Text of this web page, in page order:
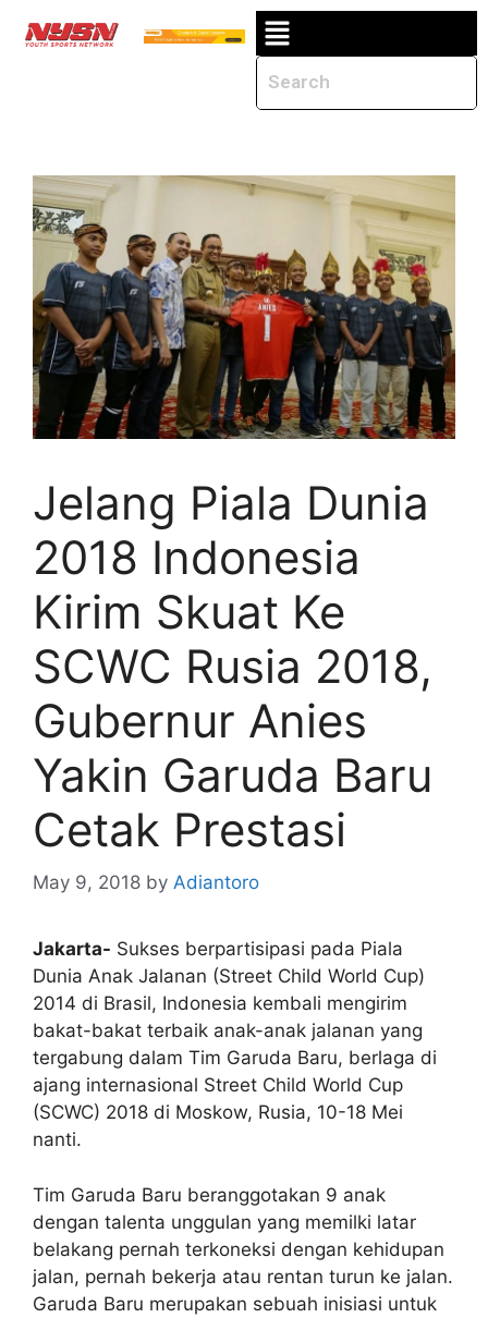
Jelang Piala Dunia
2018 Indonesia
Kirim Skuat Ke
SCWC Rusia 2018,
Gubernur Anies
Yakin Garuda Baru
Cetak Prestasi
May 9, 2018 by Adiantoro
Jakarta- Sukses berpartisipasi pada Piala
Dunia Anak Jalanan (Street Child World Cup)
2014 di Brasil, Indonesia kembali mengirim
bakat-bakat terbaik anak-anak jalanan yang
tergabung dalam Tim Garuda Baru, berlaga di
ajang internasional Street Child World Cup
(SCWC) 2018 di Moskow, Rusia, 10-18 Mei
nanti.
Tim Garuda Baru beranggotakan 9 anak
dengan talenta unggulan yang memilki latar
belakang pernah terkoneksi dengan kehidupan
jalan, pernah bekerja atau rentan turun ke jalan.
Garuda Baru merupakan sebuah inisiasi untuk